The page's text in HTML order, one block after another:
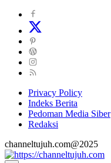
Privacy Policy
Indeks Berita
Pedoman Media Siber
Redaksi
channeltujuh.com@2025